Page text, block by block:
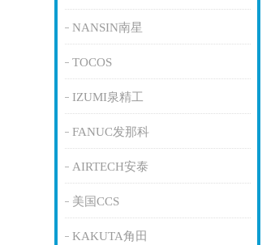
NANSIN南星
TOCOS
IZUMI泉精工
FANUC发那科
AIRTECH安泰
美国CCS
KAKUTA角田